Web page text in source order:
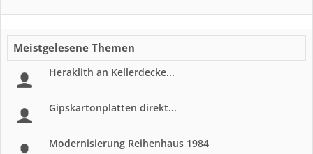
Meistgelesene Themen
Heraklith an Kellerdecke...
Gipskartonplatten direkt...
Modernisierung Reihenhaus 1984